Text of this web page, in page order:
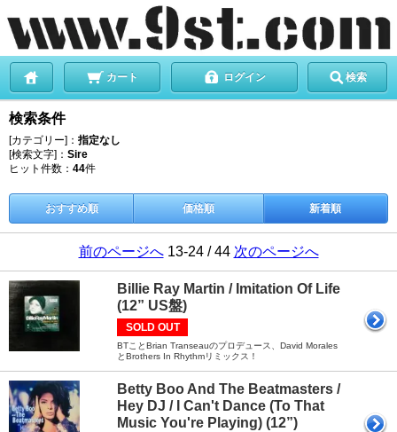
カート ログイン 検索
検索条件
[カテゴリー]： 指定なし
[検索文字]： Sire
ヒット件数： 44件
おすすめ順 価格順 新着順
前のページへ13-24 / 44 次のページへ
Billie Ray Martin / Imitation Of Life
(12” US盤)
SOLD OUT
BTことBrian Transeauのプロデュース、David Morales
とBrothers In Rhythmリミックス！
Betty Boo And The Beatmasters /
Hey DJ / I Can't Dance (To That
Music You're Playing) (12”)